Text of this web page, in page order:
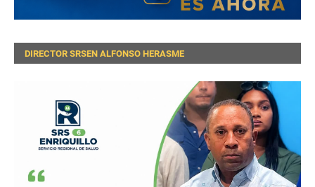
DIRECTOR SRSEN ALFONSO HERASME